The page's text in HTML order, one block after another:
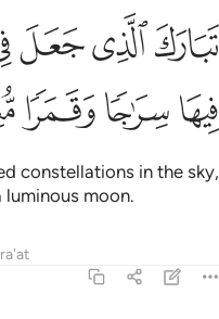
تبارك الذي جعل في السماء
تَبَارَكَ ٱلَّذِى جَعَلَ فِى
ﲈﲉﲊ
ﲏﲐﲑ
constellations in the sky,
luminous moon.